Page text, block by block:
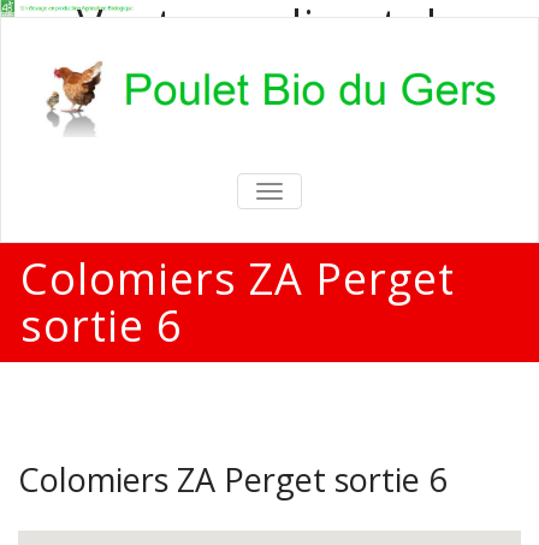
Vente en direct de
poulets bio
Vente en direct de poulets bio aux
particuliers et professionnels
TOGGLE
NAVIGATION
Colomiers ZA Perget
sortie 6
Colomiers ZA Perget sortie 6